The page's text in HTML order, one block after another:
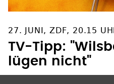
lügen nicht"
SOZIALE NETZWERKE
Facebook
Instagram